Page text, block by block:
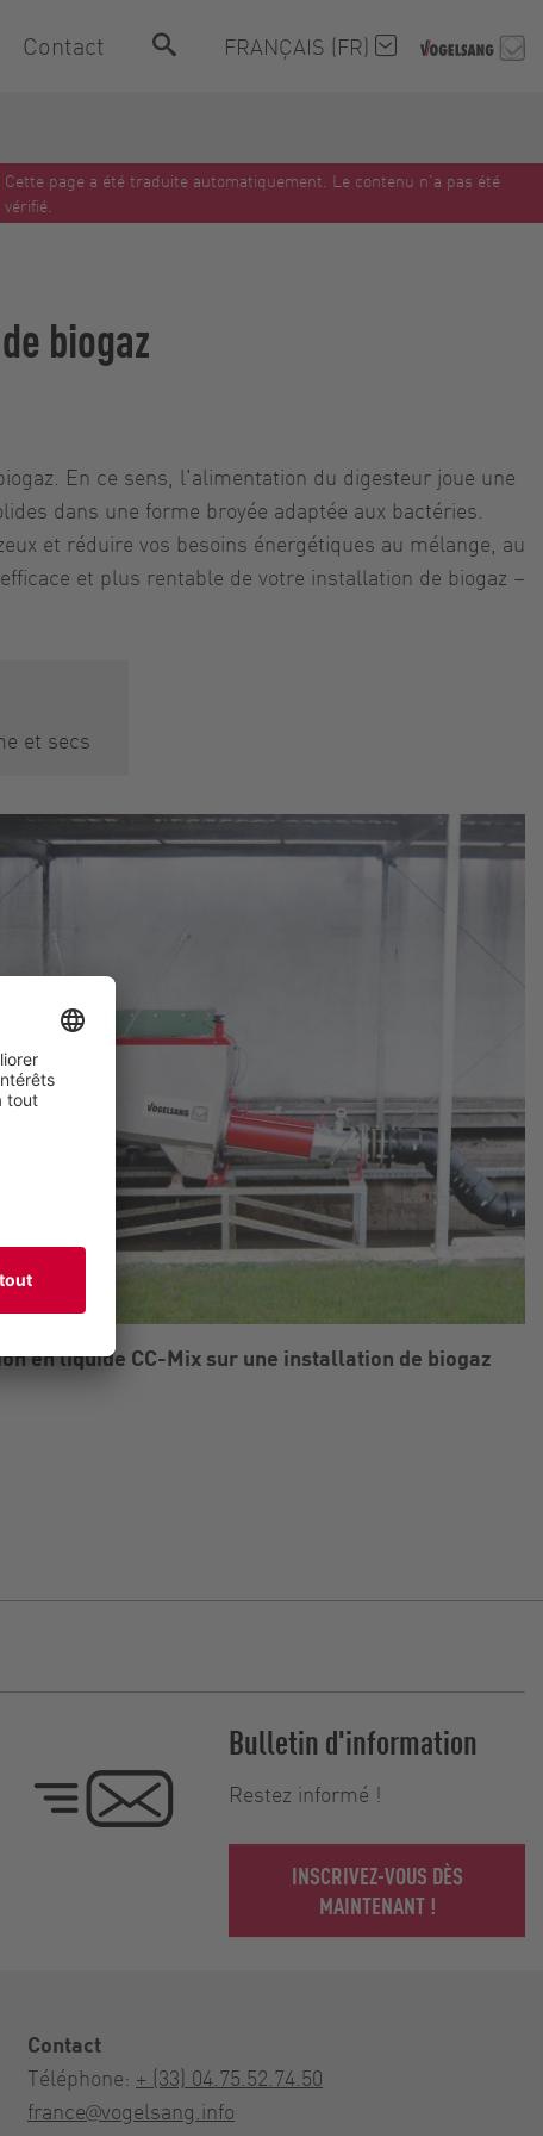
Contact FRANÇAIS (FR)
Cette page a été traduite automatiquement. Le contenu n'a pas été
vérifié.
biogaz
En ce sens, l'alimentation du digesteur joue une
dans une forme broyée adaptée aux bactéries.
et réduire vos besoins énergétiques au mélange, au
et plus rentable de votre installation de biogaz –
et secs
en liquide CC-Mix sur une installation de biogaz
Bulletin d'information
Restez informé !
INSCRIVEZ-VOUS DÈS
MAINTENANT !
Contact
Téléphone: + (33) 04.75.52.74.50
france@vogelsang.info